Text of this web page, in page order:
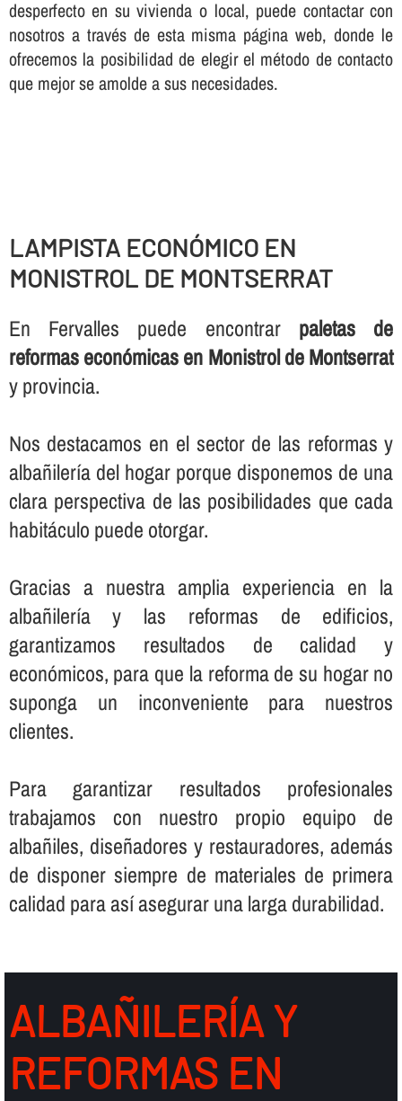
desperfecto en su vivienda o local, puede contactar con
nosotros a través de esta misma página web, donde le
ofrecemos la posibilidad de elegir el método de contacto
que mejor se amolde a sus necesidades.
LAMPISTA ECONÓMICO EN
MONISTROL DE MONTSERRAT
En Fervalles puede encontrar paletas de
reformas económicas en Monistrol de Montserrat
y provincia.
Nos destacamos en el sector de las reformas y
albañilerí­a del hogar porque disponemos de una
clara perspectiva de las posibilidades que cada
habitáculo puede otorgar.
Gracias a nuestra amplia experiencia en la
albañilerí­a y las reformas de edificios,
garantizamos resultados de calidad y
económicos, para que la reforma de su hogar no
suponga un inconveniente para nuestros
clientes.
Para garantizar resultados profesionales
trabajamos con nuestro propio equipo de
albañiles, diseñadores y restauradores, además
de disponer siempre de materiales de primera
calidad para así­ asegurar una larga durabilidad.
ALBAÑILERÍ­A Y
REFORMAS EN